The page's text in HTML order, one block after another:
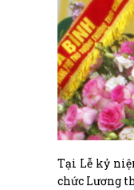
Tại Lễ kỷ
chức Lương